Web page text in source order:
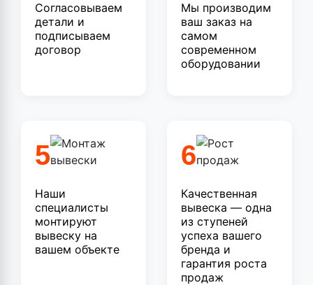
Согласовываем
детали и
подписываем
договор
Мы производим
ваш заказ на
самом
современном
оборудовании
5
Наши
специалисты
монтируют
вывеску на
вашем объекте
6
Качественная
вывеска — одна
из ступеней
успеха вашего
бренда и
гарантия роста
продаж